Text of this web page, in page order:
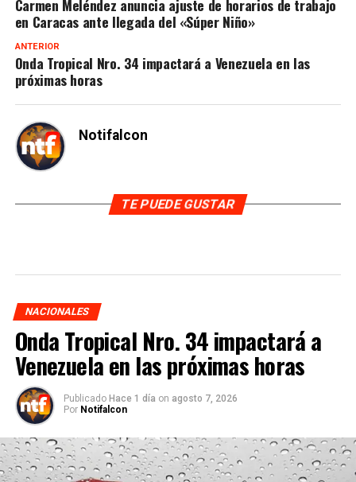
Carmen Meléndez anuncia ajuste de horarios de trabajo
en Caracas ante llegada del «Súper Niño»
ANTERIOR
Onda Tropical Nro. 34 impactará a Venezuela en las
próximas horas
Notifalcon
TE PUEDE GUSTAR
NACIONALES
Onda Tropical Nro. 34 impactará a
Venezuela en las próximas horas
Publicado Hace 1 día on agosto 7, 2026
Por Notifalcon